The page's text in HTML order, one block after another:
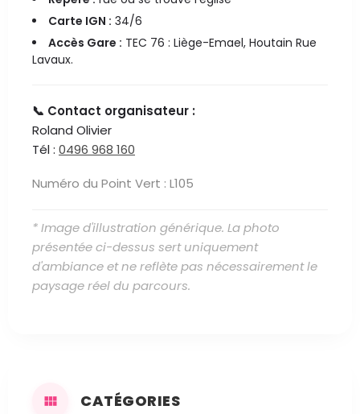
Carte IGN : 34/6
Accès Gare : TEC 76 : Liège-Emael, Houtain Rue
Lavaux.
📞 Contact organisateur :
Roland Olivier
Tél : 0496 968 160
Numéro du Point Vert : L105
* Image d'illustration générique. La photo
présentée ci-dessus sert uniquement
d'ambiance et ne reflète pas nécessairement le
paysage réel du parcours.
CATÉGORIES